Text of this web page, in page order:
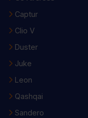
Captur
Clio V
Duster
Juke
Leon
Qashqai
Sandero